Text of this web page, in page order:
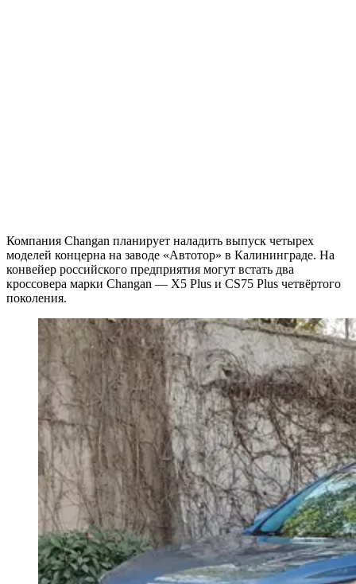
Компания Changan планирует наладить выпуск четырех
моделей концерна на заводе «Автотор» в Калининграде. На
конвейер российского предприятия могут встать два
кроссовера марки Changan — X5 Plus и CS75 Plus четвёртого
поколения.